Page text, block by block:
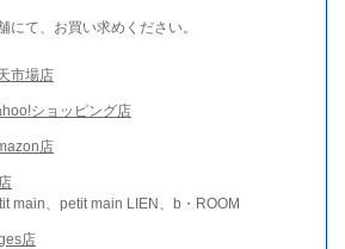
にて、お買い求めください。
市場店
ショッピング店
店
main、petit main LIEN、b・ROOM
店